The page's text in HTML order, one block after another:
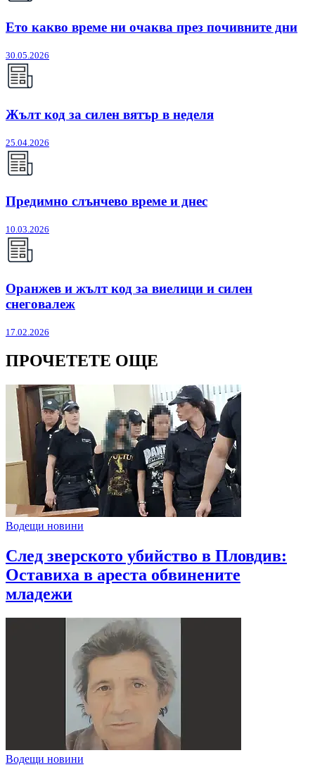
Ето какво време ни очаква през почивните дни
30.05.2026
Жълт код за силен вятър в неделя
25.04.2026
Предимно слънчево време и днес
10.03.2026
Оранжев и жълт код за виелици и силен
снеговалеж
17.02.2026
ПРОЧЕТЕТЕ ОЩЕ
Водещи новини
След зверското убийство в Пловдив:
Оставиха в ареста обвинените
младежи
Водещи новини